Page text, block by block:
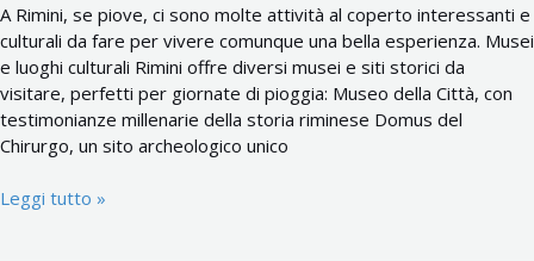
A Rimini, se piove, ci sono molte attività al coperto interessanti e
culturali da fare per vivere comunque una bella esperienza. Musei
e luoghi culturali Rimini offre diversi musei e siti storici da
visitare, perfetti per giornate di pioggia: Museo della Città, con
testimonianze millenarie della storia riminese Domus del
Chirurgo, un sito archeologico unico
Leggi tutto »